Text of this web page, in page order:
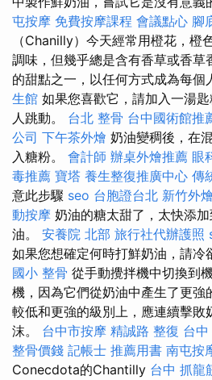
屯按摩 免費按摩課程 會議點心 腳
（Chanilly）今天經常用橙花，橙
調味，但幾乎總是含有香草或香草
的甜點之一，以任何方式成為每個
生館 如果您喜歡它，請加入一湯
人跳動。 台北 整骨 台中國術館推
公司 下午茶外燴 奶油變稠後，在
入糖粉。 會計師 辦桌外燴推薦 眼
毒推薦 寶塔 養生整復推廣中心 傳
意此步驟 seo 台胞證台北 新竹外燴
動按摩 奶油的糖太甜了，太快添
油。 安養院 北部 旅行社代辦護照
如果您想確定何時打鮮奶油，請冷
國小 整骨 從手動攪拌機中切換到
機，因為它們從奶油中產生了更強
較低和更強的級別上，應連續擊敗
沫。 台中市按摩 精誠路 整復 台中
整骨價錢 記帳士 推薦用書 南屯按
Conecdota的Chantilly 台中 抓龍